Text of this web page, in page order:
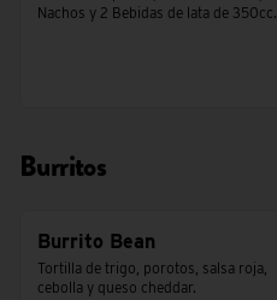
Nachos y 2 Bebidas de lata de 350cc.
Burritos
Burrito Bean
Tortilla de trigo, porotos, salsa roja,
cebolla y queso cheddar.